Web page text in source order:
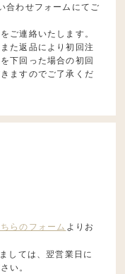
合わせフォームにてご
ご連絡いたします。
た返品により初回注
下回った場合の初回
ますのでご了承くだ
らのフォーム よりお
しては、翌営業日に
い。